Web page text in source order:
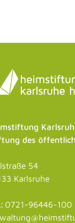
des
54
Karlsruhe
0721-96446-100